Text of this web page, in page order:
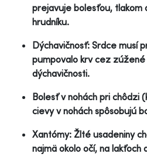
prejavuje bolesťou, tlakom
hrudníku.
Dýchavičnosť: Srdce musí
pumpovalo krv cez
dýchavičnosti.
Bolesť v nohách pri chôdzi
cievy v nohách spôsobujú
Xantómy: Žlté usadeniny
najmä okolo očí, na lakťoch